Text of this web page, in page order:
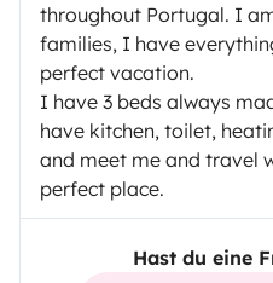
throughout Portugal. I
families, I have
perfect vacation.
I have 3 beds always
have kitchen, toilet,
and meet me and travel
perfect place.
Hast du eine